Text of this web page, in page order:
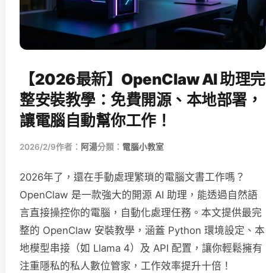
【2026最新】OpenClaw AI 助理完
整安裝教學：免費開源、本地部署，
讓電腦自動幫你工作！
2026/2/9作者： 阿湯分類： 電腦小教室
2026年了，還在手動處理繁瑣的電腦文書工作嗎？
OpenClaw 是一款強大的開源 AI 助理，能透過自然語
言直接操控你的電腦，自動化處理任務。本文提供最完
整的 OpenClaw 安裝教學，涵蓋 Python 環境設定、本
地模型串接（如 Llama 4）及 API 配置，讓你輕鬆擁有
注重隱私的私人數位管家，工作效率提升十倍！